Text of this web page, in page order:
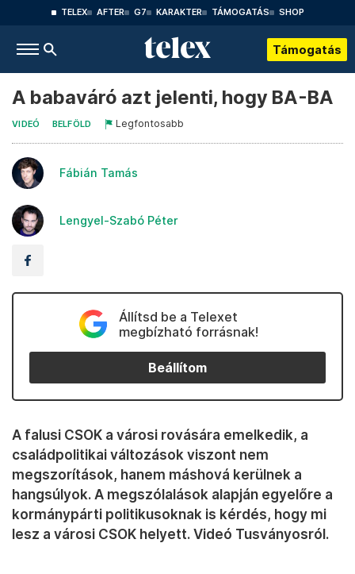
TELEX AFTER G7 KARAKTER TÁMOGATÁS SHOP
Támogatás
A babaváró azt jelenti, hogy BA-BA
VIDEÓ BELFÖLD Legfontosabb
Fábián Tamás
Lengyel-Szabó Péter
Állítsd be a Telexet
megbízható forrásnak!
Beállítom
A falusi CSOK a városi rovására emelkedik, a
családpolitikai változások viszont nem
megszorítások, hanem máshová kerülnek a
hangsúlyok. A megszólalások alapján egyelőre a
kormánypárti politikusoknak is kérdés, hogy mi
lesz a városi CSOK helyett. Videó Tusványosról.